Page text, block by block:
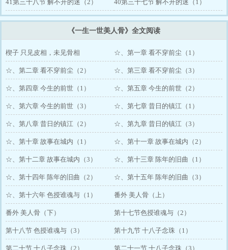
41第三十八节 解不开的迷（2） 40第三十七节 解不开的迷（1）
《一生一世美人骨》全文阅读
楔子 只见皮相，未见骨相 ☆、第一章 看不穿前尘（1）
☆、第二章 看不穿前尘（2） ☆、第三章 看不穿前尘（3）
☆、第四章 今生的前世（1） ☆、第五章 今生的前世（2）
☆、第六章 今生的前世（3） ☆、第七章 昔日的镇江（1）
☆、第八章 昔日的镇江（2） ☆、第九章 昔日的镇江（3）
☆、第十章 故事在城内（1） ☆、第十一章 故事在城内（2）
☆、第十二章 故事在城内（3） ☆、第十三章 陈年的旧曲（1）
☆、第十四年 陈年的旧曲（2） ☆、第十五年 陈年的旧曲（3）
☆、第十六年 色授谁魂与（1） 番外 美人骨（上）
番外 美人骨（下） 第十七节色授谁魂与（2）
第十八节 色授谁魂与（3） 第十九节 十八子念珠（1）
第二十节 十八子念珠（2） 第二十一节 十八子念珠（3）